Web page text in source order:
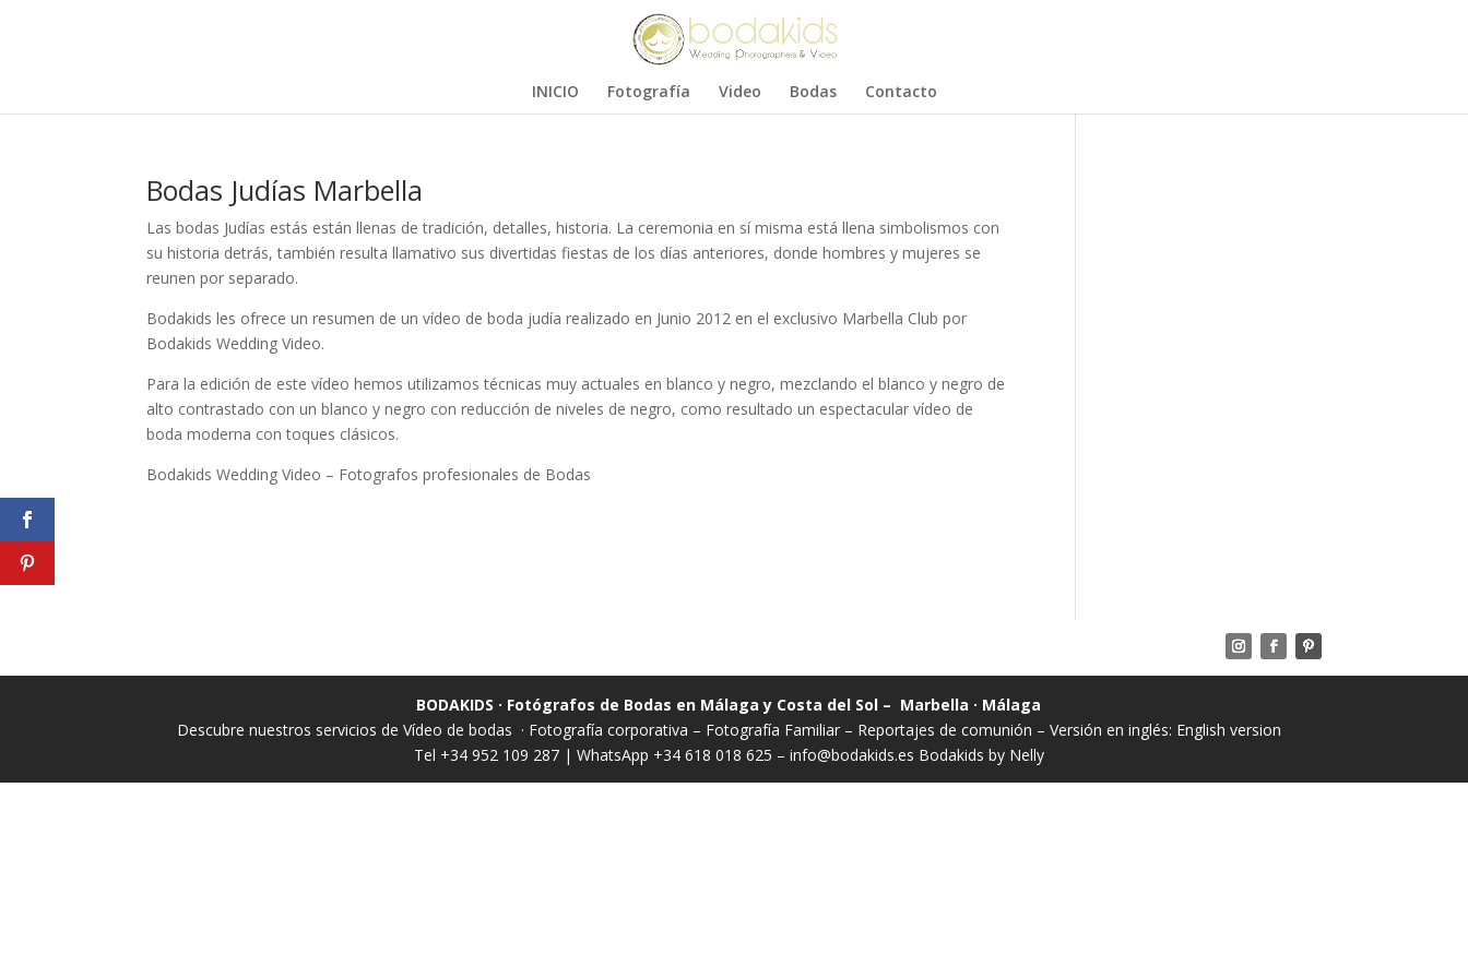
INICIO Fotografía Video Bodas Contacto
Bodas Judías Marbella
Las bodas Judías estás están llenas de tradición, detalles, historia. La ceremonia en sí misma está llena simbolismos con
su historia detrás, también resulta llamativo sus divertidas fiestas de los días anteriores, donde hombres y mujeres se
reunen por separado.
Bodakids les ofrece un resumen de un vídeo de boda judía realizado en Junio 2012 en el exclusivo Marbella Club por
Bodakids Wedding Video.
Para la edición de este vídeo hemos utilizamos técnicas muy actuales en blanco y negro, mezclando el blanco y negro de
alto contrastado con un blanco y negro con reducción de niveles de negro, como resultado un espectacular vídeo de
boda moderna con toques clásicos.
Bodakids Wedding Video – Fotografos profesionales de Bodas
BODAKIDS · Fotógrafos de Bodas en Málaga y Costa del Sol – Marbella · Málaga
Descubre nuestros servicios de Vídeo de bodas · Fotografía corporativa – Fotografía Familiar– Reportajes de comunión – Versión en inglés: English version
Tel +34 952 109 287 | WhatsApp +34 618 018 625 – info@bodakids.es Bodakids by Nelly